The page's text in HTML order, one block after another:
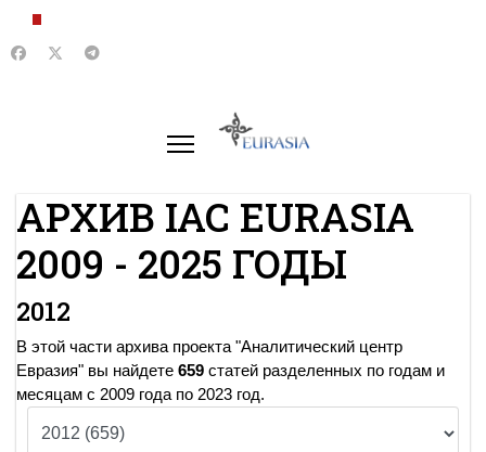
АРХИВ IAC EURASIA
2009 - 2025 ГОДЫ
2012
В этой части архива проекта "Аналитический центр
Евразия" вы найдете 659 статей разделенных по годам и
месяцам с 2009 года по 2023 год.